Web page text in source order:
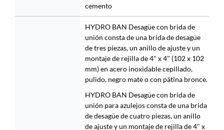
cemento
HYDRO BAN Desagüe con brida de
unión consta de una brida de desagüe
de tres piezas, un anillo de ajuste y un
montaje de rejilla de 4" x 4" (102 x 102
mm) en acero inoxidable cepillado,
pulido, negro mate o con pátina bronce.
HYDRO BAN Desagüe con brida de
unión para azulejos consta de una brida
de desagüe de cuatro piezas, un anillo
de ajuste y un montaje de rejilla de 4" x